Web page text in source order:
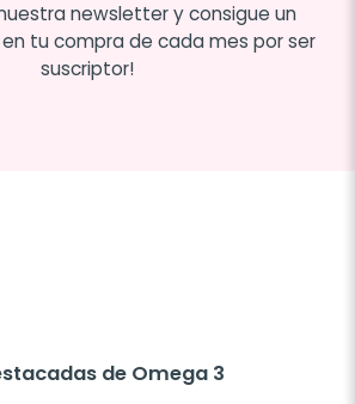
newsletter y consigue un
tu compra de cada mes por ser
suscriptor!
de Omega 3